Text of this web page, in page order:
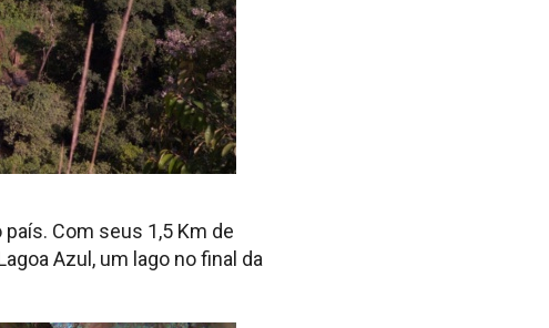
Com seus 1,5 Km de
Azul, um lago no final da